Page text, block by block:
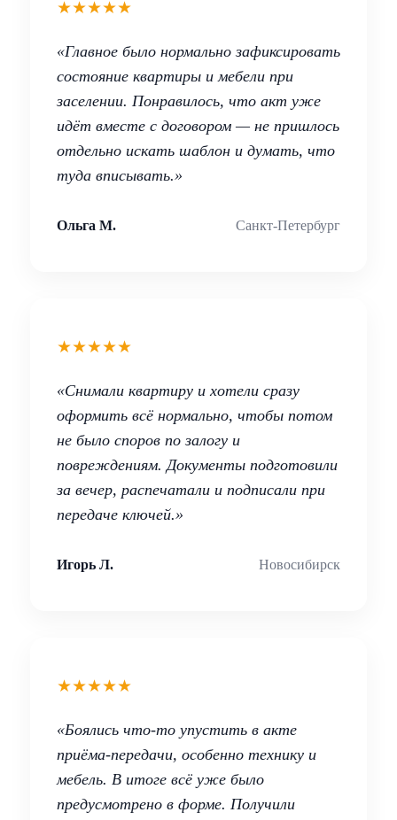
★★★★★
«Главное было нормально зафиксировать
состояние квартиры и мебели при
заселении. Понравилось, что акт уже
идёт вместе с договором — не пришлось
отдельно искать шаблон и думать, что
туда вписывать.»
Ольга М. Санкт-Петербург
★★★★★
«Снимали квартиру и хотели сразу
оформить всё нормально, чтобы потом
не было споров по залогу и
повреждениям. Документы подготовили
за вечер, распечатали и подписали при
передаче ключей.»
Игорь Л. Новосибирск
★★★★★
«Боялись что-то упустить в акте
приёма-передачи, особенно технику и
мебель. В итоге всё уже было
предусмотрено в форме. Получили